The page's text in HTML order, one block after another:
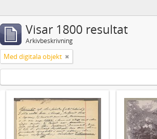
Visar 1800 resultat
Arkivbeskrivning
Med digitala objekt